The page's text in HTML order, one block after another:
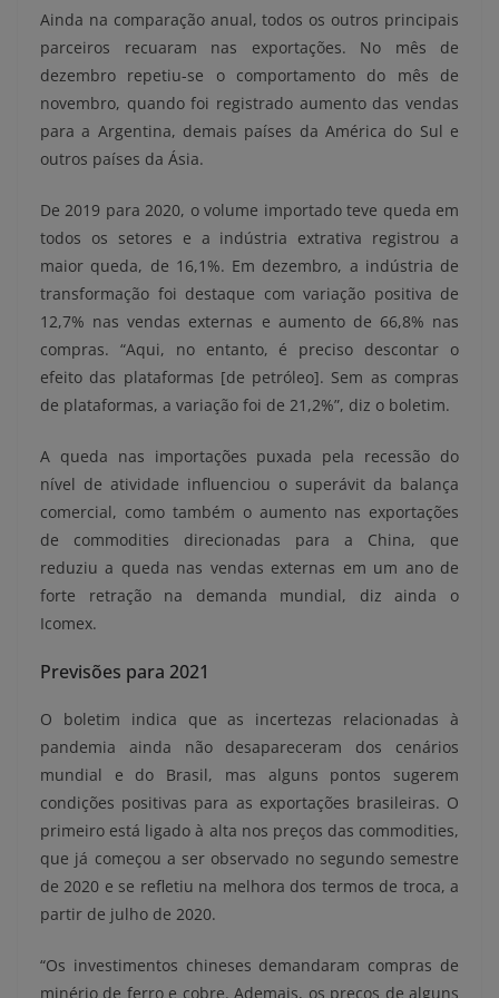
Ainda na comparação anual, todos os outros principais
parceiros recuaram nas exportações. No mês de
dezembro repetiu-se o comportamento do mês de
novembro, quando foi registrado aumento das vendas
para a Argentina, demais países da América do Sul e
outros países da Ásia.
De 2019 para 2020, o volume importado teve queda em
todos os setores e a indústria extrativa registrou a
maior queda, de 16,1%. Em dezembro, a indústria de
transformação foi destaque com variação positiva de
12,7% nas vendas externas e aumento de 66,8% nas
compras. “Aqui, no entanto, é preciso descontar o
efeito das plataformas [de petróleo]. Sem as compras
de plataformas, a variação foi de 21,2%”, diz o boletim.
A queda nas importações puxada pela recessão do
nível de atividade influenciou o superávit da balança
comercial, como também o aumento nas exportações
de commodities direcionadas para a China, que
reduziu a queda nas vendas externas em um ano de
forte retração na demanda mundial, diz ainda o
Icomex.
Previsões para 2021
O boletim indica que as incertezas relacionadas à
pandemia ainda não desapareceram dos cenários
mundial e do Brasil, mas alguns pontos sugerem
condições positivas para as exportações brasileiras. O
primeiro está ligado à alta nos preços das commodities,
que já começou a ser observado no segundo semestre
de 2020 e se refletiu na melhora dos termos de troca, a
partir de julho de 2020.
“Os investimentos chineses demandaram compras de
minério de ferro e cobre. Ademais, os preços de alguns